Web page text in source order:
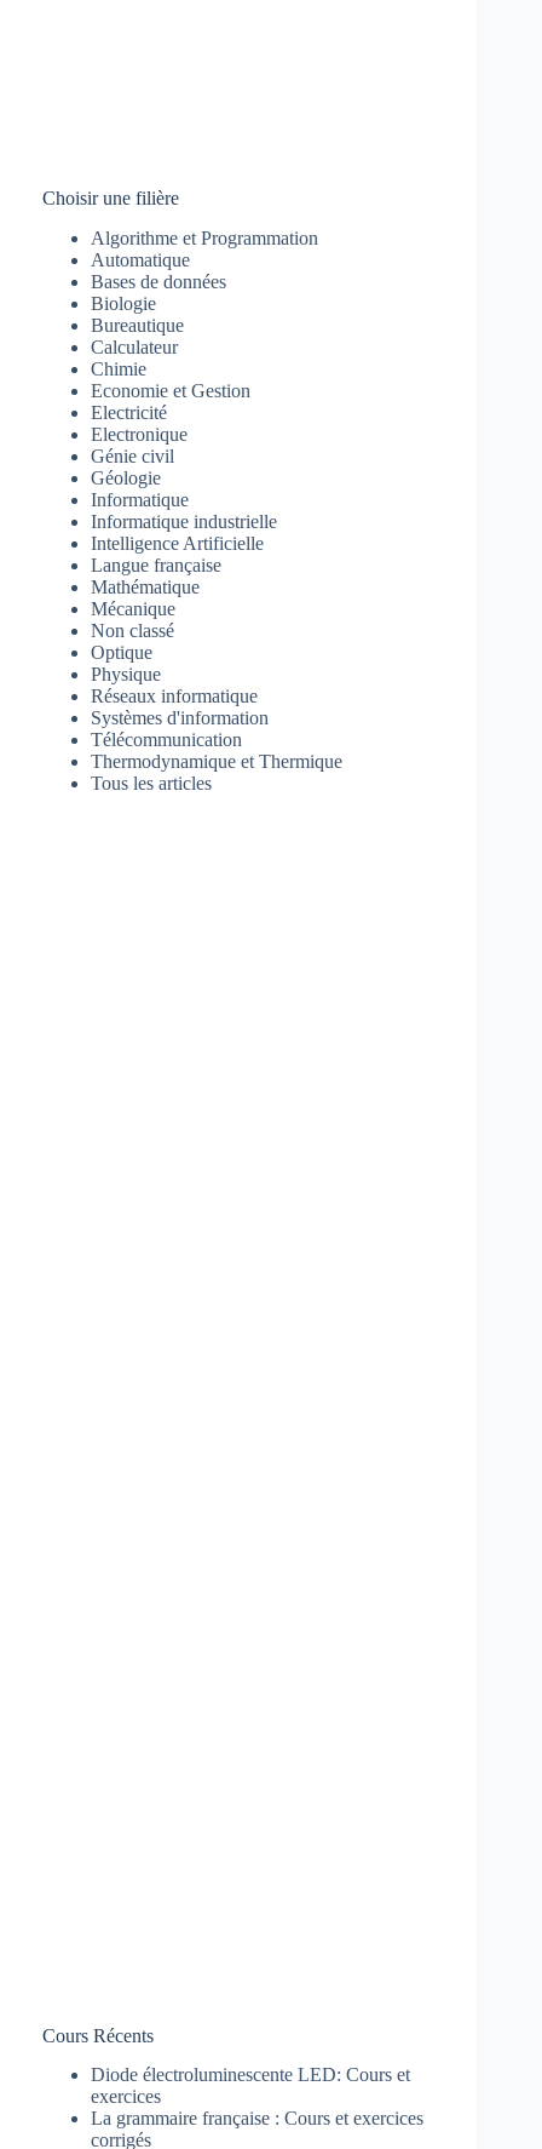
Choisir une filière
Algorithme et Programmation
Automatique
Bases de données
Biologie
Bureautique
Calculateur
Chimie
Economie et Gestion
Electricité
Electronique
Génie civil
Géologie
Informatique
Informatique industrielle
Intelligence Artificielle
Langue française
Mathématique
Mécanique
Non classé
Optique
Physique
Réseaux informatique
Systèmes d'information
Télécommunication
Thermodynamique et Thermique
Tous les articles
Cours Récents
Diode électroluminescente LED: Cours et
exercices
La grammaire française : Cours et exercices
corrigés